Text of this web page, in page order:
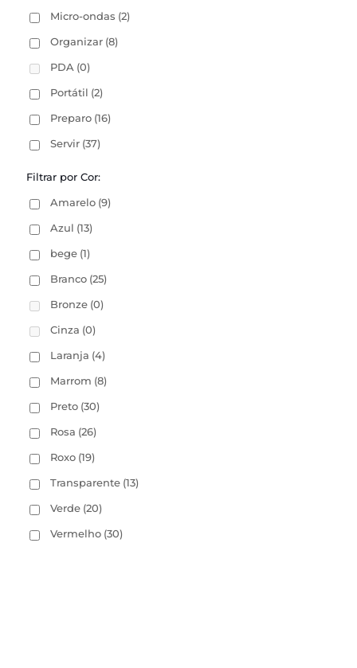
Micro-ondas (2)
Organizar (8)
PDA (0)
Portátil (2)
Preparo (16)
Servir (37)
Filtrar por Cor:
Amarelo (9)
Azul (13)
bege (1)
Branco (25)
Bronze (0)
Cinza (0)
Laranja (4)
Marrom (8)
Preto (30)
Rosa (26)
Roxo (19)
Transparente (13)
Verde (20)
Vermelho (30)